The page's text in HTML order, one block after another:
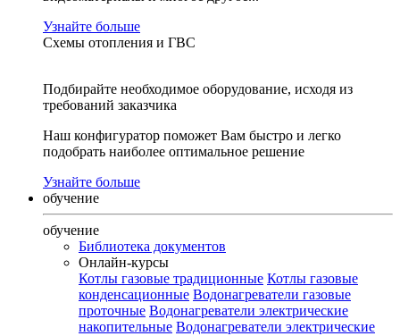
Узнайте больше
Схемы отопления и ГВС
Подбирайте необходимое оборудование, исходя из
требований заказчика
Наш конфигуратор поможет Вам быстро и легко
подобрать наиболее оптимальное решение
Узнайте больше
обучение
обучение
Библиотека документов
Онлайн-курсы
Котлы газовые традиционные Котлы газовые
конденсационные Водонагреватели газовые
проточные Водонагреватели электрические
накопительные Водонагреватели электрические